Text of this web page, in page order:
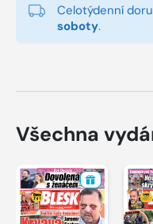
Celotýdenní
soboty.
Všechna